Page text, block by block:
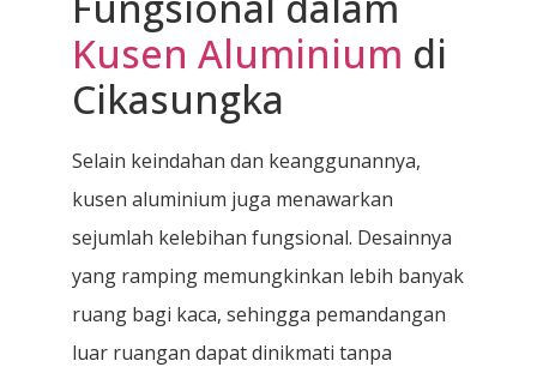
Kusen Aluminium di
Cikasungka
Selain keindahan dan keanggunannya,
kusen aluminium juga menawarkan
sejumlah kelebihan fungsional. Desainnya
yang ramping memungkinkan lebih banyak
ruang bagi kaca, sehingga pemandangan
luar ruangan dapat dinikmati tanpa